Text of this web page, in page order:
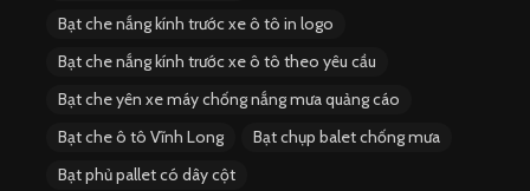
Bạt che nắng kính trước xe ô tô in logo
Bạt che nắng kính trước xe ô tô theo yêu cầu
Bạt che yên xe máy chống nắng mưa quảng cáo
Bạt che ô tô Vĩnh Long
Bạt chụp balet chống mưa
Bạt phủ pallet có dây cột